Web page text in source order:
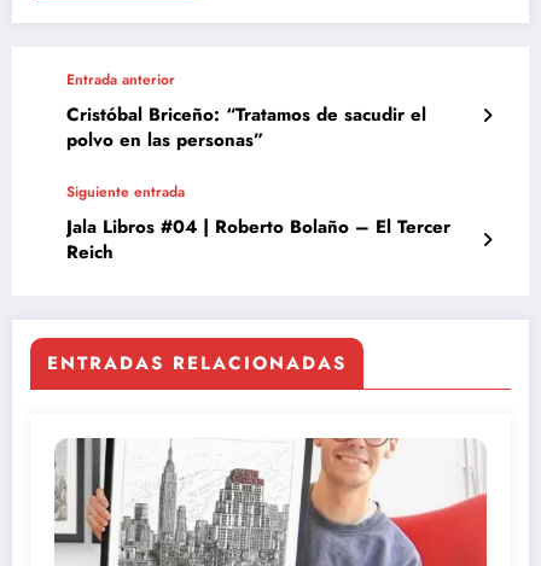
Entrada anterior
Cristóbal Briceño: “Tratamos de sacudir el
polvo en las personas”
Siguiente entrada
Jala Libros #04 | Roberto Bolaño – El Tercer
Reich
ENTRADAS RELACIONADAS